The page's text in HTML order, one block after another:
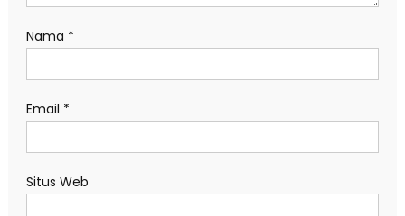
Nama *
Email *
Situs Web